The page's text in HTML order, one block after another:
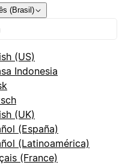
(Brasil)
(US)
Indonesia
(UK)
(España)
(Latinoamérica)
(France)